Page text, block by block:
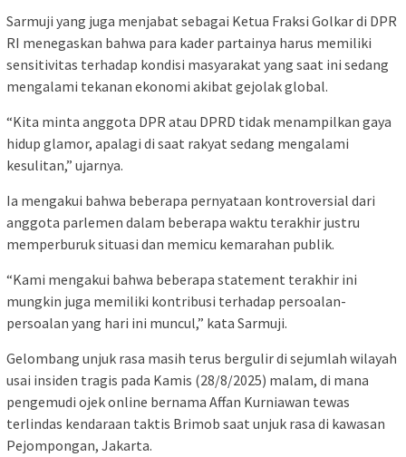
Sarmuji yang juga menjabat sebagai Ketua Fraksi Golkar di DPR
RI menegaskan bahwa para kader partainya harus memiliki
sensitivitas terhadap kondisi masyarakat yang saat ini sedang
mengalami tekanan ekonomi akibat gejolak global.
“Kita minta anggota DPR atau DPRD tidak menampilkan gaya
hidup glamor, apalagi di saat rakyat sedang mengalami
kesulitan,” ujarnya.
Ia mengakui bahwa beberapa pernyataan kontroversial dari
anggota parlemen dalam beberapa waktu terakhir justru
memperburuk situasi dan memicu kemarahan publik.
“Kami mengakui bahwa beberapa statement terakhir ini
mungkin juga memiliki kontribusi terhadap persoalan-
persoalan yang hari ini muncul,” kata Sarmuji.
Gelombang unjuk rasa masih terus bergulir di sejumlah wilayah
usai insiden tragis pada Kamis (28/8/2025) malam, di mana
pengemudi ojek online bernama Affan Kurniawan tewas
terlindas kendaraan taktis Brimob saat unjuk rasa di kawasan
Pejompongan, Jakarta.